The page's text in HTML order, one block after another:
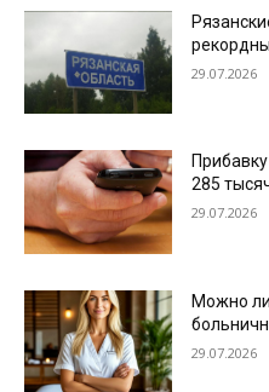
29.07.2026
285
29.07.2026
Можно
29.07.2026